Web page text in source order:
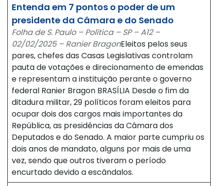
Entenda em 7 pontos o poder de um
presidente da Câmara e do Senado
Folha de S. Paulo – Política – SP – A12 –
02/02/2025 – Ranier BragonEleitos pelos seus
pares, chefes das Casas Legislativas controlam
pauta de votações e direcionamento de emendas
e representam a instituição perante o governo
federal Ranier Bragon BRASÍLIA Desde o fim da
ditadura militar, 29 políticos foram eleitos para
ocupar dois dos cargos mais importantes da
República, as presidências da Câmara dos
Deputados e do Senado. A maior parte cumpriu os
dois anos de mandato, alguns por mais de uma
vez, sendo que outros tiveram o período
encurtado devido a escândalos.